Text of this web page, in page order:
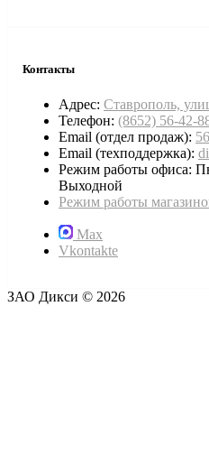
Контакты
Адрес: Ставрополь,
Телефон: (8652) 56-42-
Email (отдел продаж):
Email (техподдержка):
Режим работы офиса:
Выходной
Режим работы
Max
Vkontakte
ЗАО Дикси © 2026